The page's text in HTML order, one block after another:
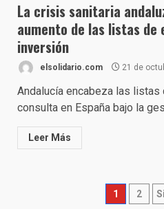
La crisis sanitaria
aumento de las listas
inversión
elsolidario.com 21 de
Andalucía encabeza las
consulta en España bajo la
Leer Más
1 2